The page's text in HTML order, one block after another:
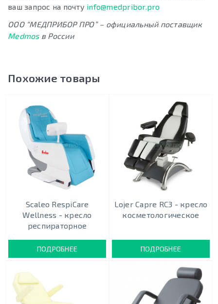
ваш запрос на почту info@medpribor.pro
ООО “МЕДПРИБОР ПРО” – официальный поставщик
Medmosв России
Похожие товары
Scaleo RespiCare
Wellness - кресло
респираторное
ПОДРОБНЕЕ
Lojer Capre RC3 - кресло
косметологическое
ПОДРОБНЕЕ